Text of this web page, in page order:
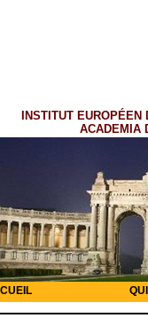
INSTITUT EUROPÉEN
ACADEMIA